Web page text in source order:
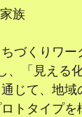
族
づくりワ
「見える
じて、地
トタイプ